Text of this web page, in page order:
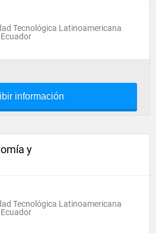
Tecnológica Latinoamericana
información
y
Tecnológica Latinoamericana